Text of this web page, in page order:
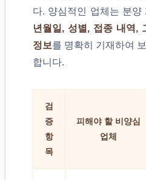
다. 양심적인 업체는 분양
년월일, 성별, 접종 내역,
정보를 명확히 기재하여
합니다.
검
증
항
목
피해야 할 비양심
업체